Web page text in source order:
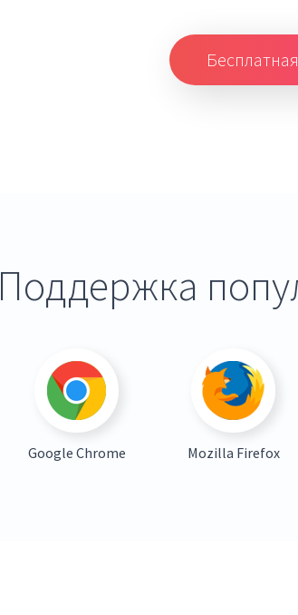
Поддержка
Google Chrome Mozilla Firefox